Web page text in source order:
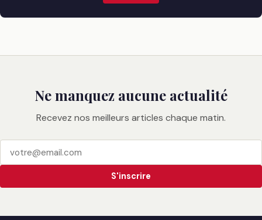
Ne manquez aucune actualité
Recevez nos meilleurs articles chaque matin.
S'inscrire